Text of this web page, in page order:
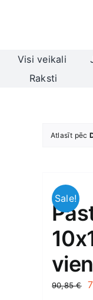
Visi veikali
Raksti
Atlasīt pēc
Sale!
90,85€